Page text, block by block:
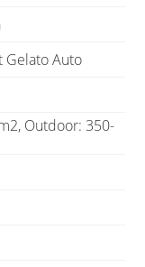
Gelato Auto
Outdoor: 350-